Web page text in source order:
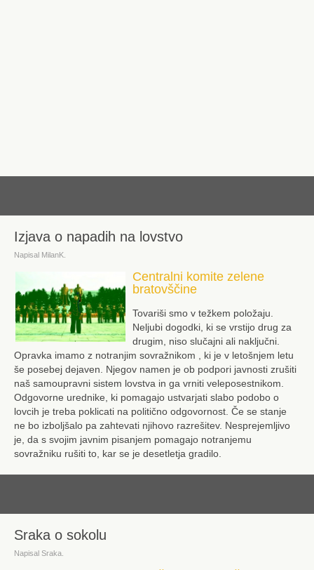
dalje
Izjava o napadih na lovstvo
Napisal MilanK.
Centralni komite zelene
bratovščine
Tovariši smo v težkem položaju.
Neljubi dogodki, ki se vrstijo drug za
drugim, niso slučajni ali naključni.
Opravka imamo z notranjim sovražnikom , ki je v letošnjem letu
še posebej dejaven. Njegov namen je ob podpori javnosti zrušiti
naš samoupravni sistem lovstva in ga vrniti veleposestnikom.
Odgovorne urednike, ki pomagajo ustvarjati slabo podobo o
lovcih je treba poklicati na politično odgovornost. Če se stanje
ne bo izboljšalo pa zahtevati njihovo razrešitev. Nesprejemljivo
je, da s svojim javnim pisanjem pomagajo notranjemu
sovražniku rušiti to, kar se je desetletja gradilo.
dalje
Sraka o sokolu
Napisal Sraka.